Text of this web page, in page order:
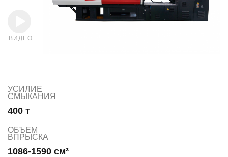
ВИДЕО
УСИЛИЕ
СМЫКАНИЯ
400 т
ОБЪЕМ
ВПРЫСКА
1086-1590 см³